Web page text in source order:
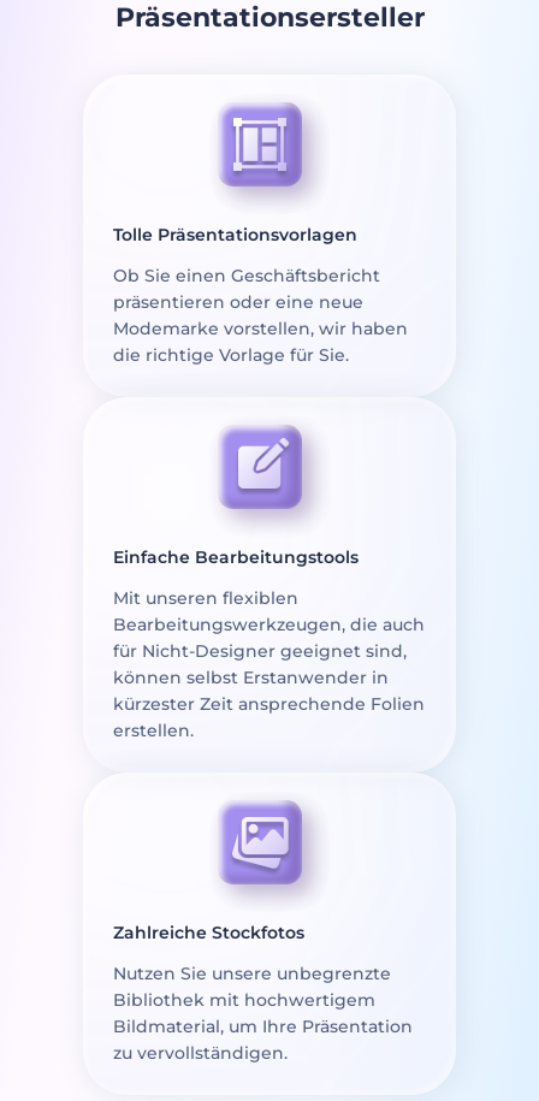
Präsentationsersteller
Tolle Präsentationsvorlagen
Ob Sie einen Geschäftsbericht
präsentieren oder eine neue
Modemarke vorstellen, wir haben
die richtige Vorlage für Sie.
Einfache Bearbeitungstools
Mit unseren flexiblen
Bearbeitungswerkzeugen, die auch
für Nicht-Designer geeignet sind,
können selbst Erstanwender in
kürzester Zeit ansprechende Folien
erstellen.
Zahlreiche Stockfotos
Nutzen Sie unsere unbegrenzte
Bibliothek mit hochwertigem
Bildmaterial, um Ihre Präsentation
zu vervollständigen.